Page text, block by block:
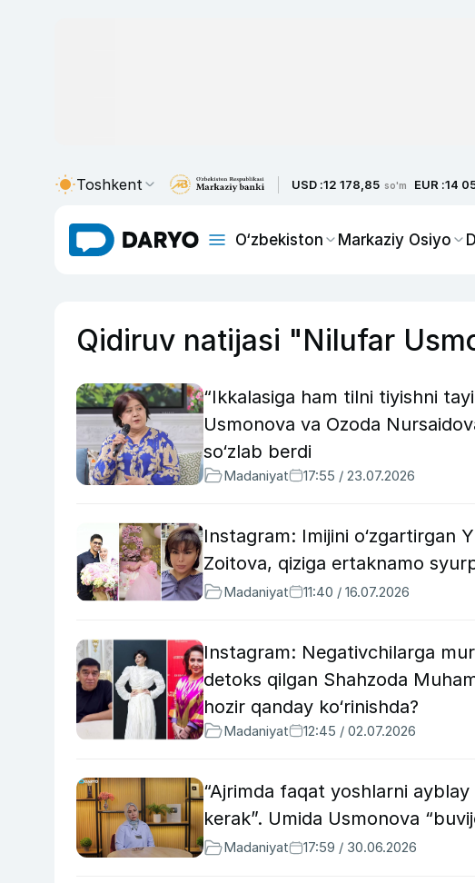
Toshkent USD :12 178,85 so'm EUR :14
O‘zbekiston Markaziy Osiyo
Qidiruv natijasi "Nilufar
“Ikkalasiga ham tilni tiyishni
Usmonova va Ozoda
so‘zlab berdi
Madaniyat 17:55 / 23.07.2026
Instagram: Imijini o‘zgartirgan
Zoitova, qiziga ertaknamo
Madaniyat 11:40 / 16.07.2026
Instagram: Negativchilarga
detoks qilgan Shahzoda
hozir qanday ko‘rinishda?
Madaniyat 12:45 / 02.07.2026
“Ajrimda faqat yoshlarni
kerak”. Umida Usmonova
Madaniyat 17:59 / 30.06.2026